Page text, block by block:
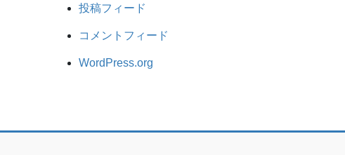
投稿フィード
コメントフィード
WordPress.org